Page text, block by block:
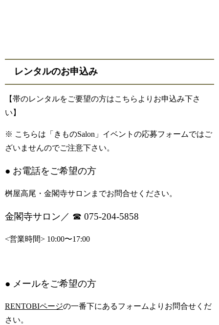
レンタルのお申込み
【帯のレンタルをご要望の方はこちらよりお申込み下さ
い】
※ こちらは 「きものSalon」イベントの応募フォームではご
ざいませんのでご注意下さい。
● お電話をご希望の方
桝屋高尾・金閣寺サロンまでお問合せください。
金閣寺サロン／ ☎︎ 075-204-5858
<営業時間> 10:00〜17:00
● メールをご希望の方
RENTOBIページの一番下にあるフォームよりお問合せくだ
さい。